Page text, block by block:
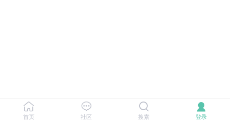
首页 社区 搜索 登录